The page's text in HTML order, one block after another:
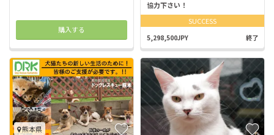
購入する
協力下さい！
SUCCESS
5,298,500JPY 終了
熊本県